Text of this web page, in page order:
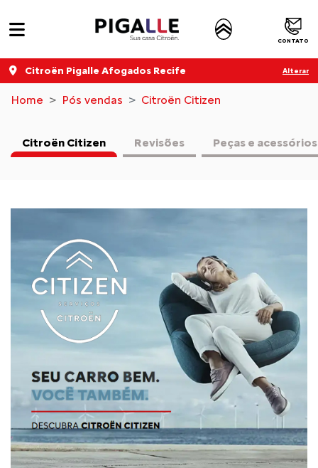
CONTATO
Citroën Pigalle Afogados Recife Alterar
Home Pós vendas Citroën Citizen
Citroën Citizen Revisões Peças e acessórios